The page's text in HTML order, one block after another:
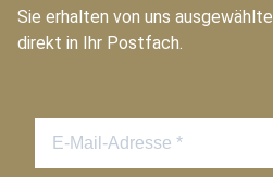
Sie erhalten von uns
direkt in Ihr Postfach.